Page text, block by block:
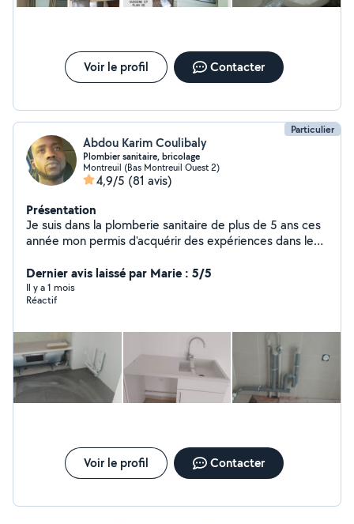
Voir le profil Contacter
Particulier
Abdou Karim Coulibaly
Plombier sanitaire, bricolage
Montreuil (Bas Montreuil Ouest 2)
4,9/5 (81 avis)
Présentation
Je suis dans la plomberie sanitaire de plus de 5 ans ces
année mon permis d'acquérir des expériences dans le
prestations
Dernier avis laissé par Marie : 5/5
Il y a 1 mois
Réactif
Voir le profil Contacter